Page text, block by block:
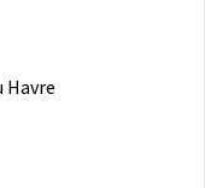
Havre